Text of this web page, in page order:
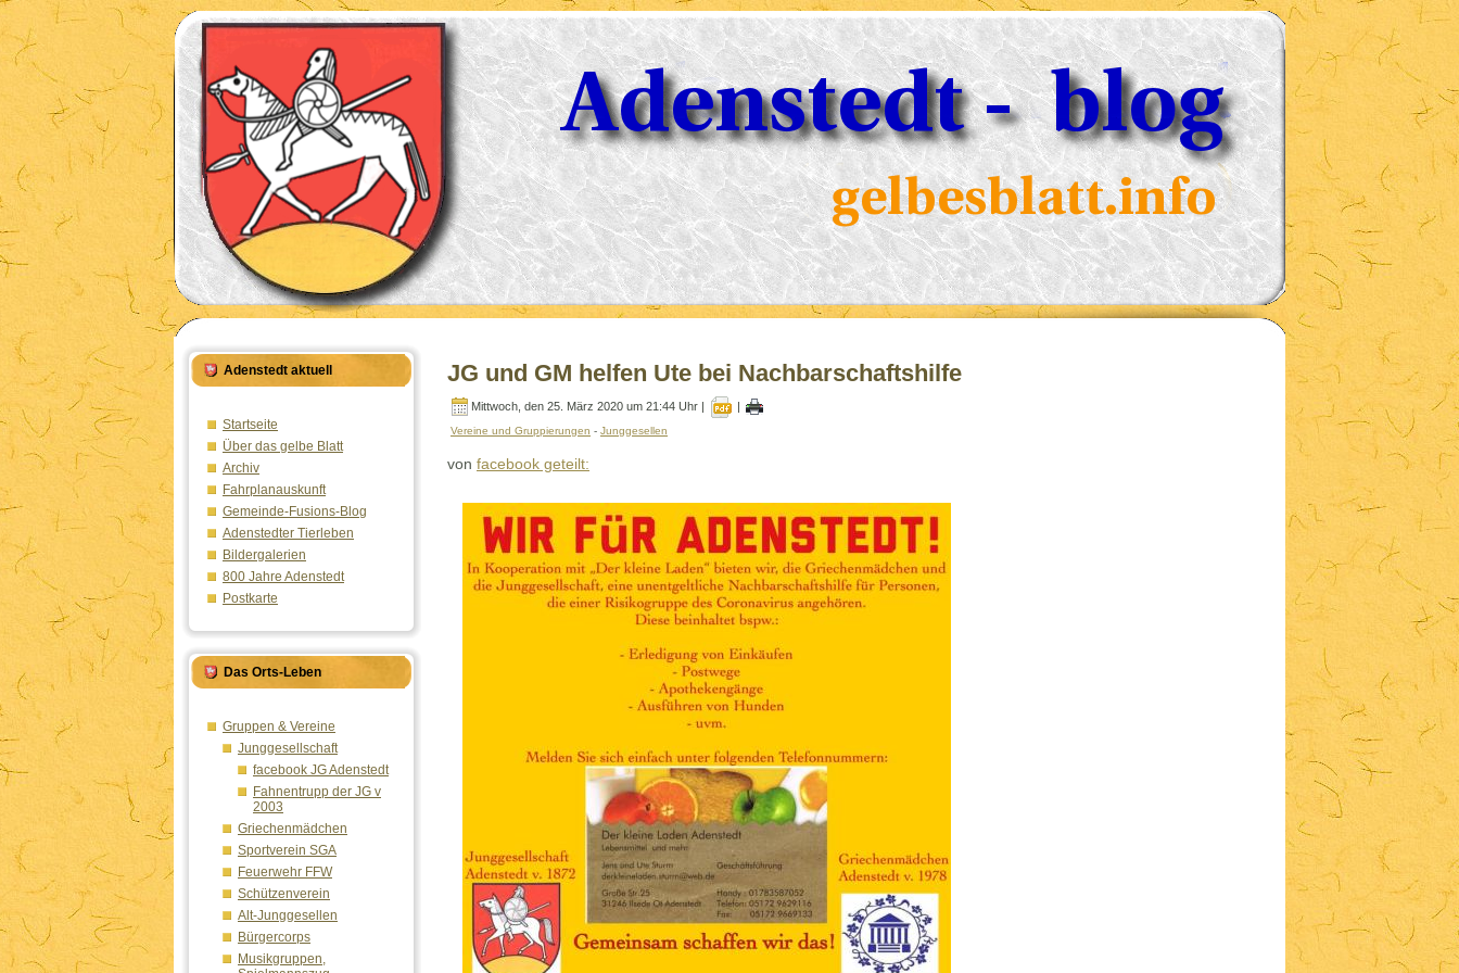
Adenstedt aktuell
Startseite
Über das gelbe Blatt
Archiv
Fahrplanauskunft
Gemeinde-Fusions-Blog
Adenstedter Tierleben
Bildergalerien
800 Jahre Adenstedt
Postkarte
Das Orts-Leben
Gruppen & Vereine
Junggesellschaft
facebook JG Adenstedt
Fahnentrupp der JG v
2003
Griechenmädchen
Sportverein SGA
Feuerwehr FFW
Schützenverein
Alt-Junggesellen
Bürgercorps
Musikgruppen,
JG und GM helfen Ute bei Nachbarschaftshilfe
Mittwoch, den 25. März 2020 um 21:44 Uhr | |
Vereine und Gruppierungen - Junggesellen
von facebook geteilt: